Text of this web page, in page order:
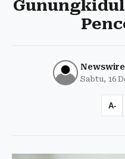
Newswire
Sabtu, 16
A-